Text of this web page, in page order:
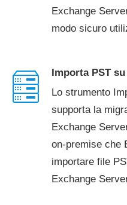
Exchange
modo sicuro
Importa PST
Lo strumento
supporta la
Exchange
on-premise che
importare file
Exchange